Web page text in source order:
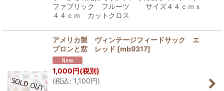
ファブリック フルーツ サイズ４４ｃｍｘ
４４ｃｍ カットクロス
アメリカ製 ヴィンテージフィードサック エ
プロンと窓 レッド [mb9317]
1,000円(税別)
(税込: 1,100円)